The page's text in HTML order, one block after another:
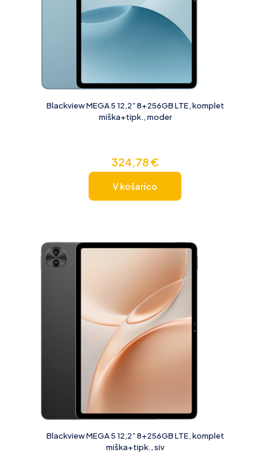
Blackview MEGA 5 12,2” 8+256GB LTE, komplet
miška+tipk., moder
324,78€
V košarico
Blackview MEGA 5 12,2” 8+256GB LTE, komplet
miška+tipk., siv